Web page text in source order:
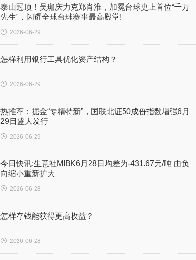
泰山冠顶！吴珈庆力克郑肖淮，加冕台球史上首位“千万
先生”，闪耀全球台球赛事最高殿堂!
 2026-06-29
怎样利用银行工具优化资产结构？
 2026-06-29
热推荐：掘金“专精特新”，国联北证50成份指数增强6月
29日盛大发行
 2026-06-29
今日快讯:生意社MIBK6月28日均差为-431.67元/吨 由负
向缩小重新扩大
 2026-06-28
怎样存钱能获得更高收益？
 2026-06-28